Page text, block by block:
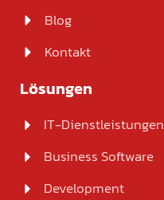
Blog
Kontakt
Lösungen
IT-Dienstleistungen
Business Software
Development